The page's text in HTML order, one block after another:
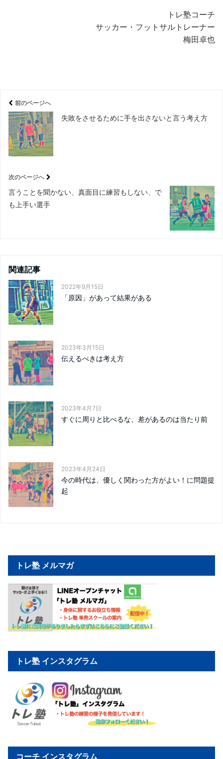
トレ塾コーチ
サッカー・フットサルトレーナー
梅田卓也
前のページへ
失敗をさせるために手を出さないと言う考え方
次のページへ
言うことを聞かない、真面目に練習もしない、で
も上手い選手
関連記事
2022年9月15日
「原因」があって結果がある
2023年3月15日
伝えるべきは考え方
2023年4月7日
すぐに周りと比べるな、差があるのは当たり前
2023年4月24日
今の時代は、優しく関わった方がよい！に問題提
起
トレ塾 メルマガ
トレ塾 インスタグラム
コーチ インスタグラム